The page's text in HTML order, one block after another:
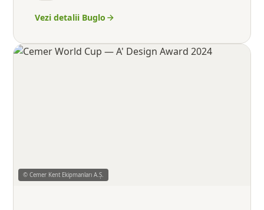
Vezi detalii Buglo
© Cemer Kent Ekipmanları A.Ş.